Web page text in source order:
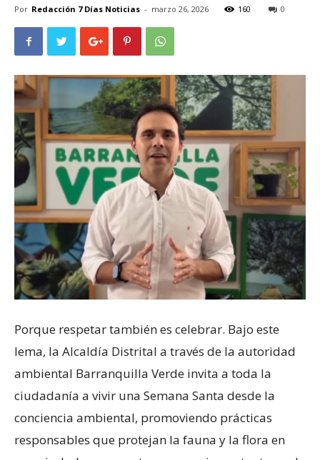
Por Redacción 7 Días Noticias - marzo 26, 2026 160 0
Porque respetar también es celebrar. Bajo este
lema, la Alcaldía Distrital a través de la autoridad
ambiental Barranquilla Verde invita a toda la
ciudadanía a vivir una Semana Santa desde la
conciencia ambiental, promoviendo prácticas
responsables que protejan la fauna y la flora en